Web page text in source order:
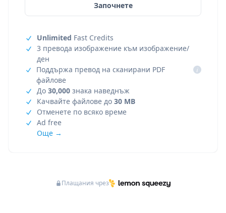
Започнете
Unlimited Fast Credits
3 превода изображение към изображение/
ден
Поддържа превод на сканирани PDF
файлове
i
До 30,000 знака наведнъж
Качвайте файлове до 30 MB
Отменете по всяко време
Ad free
Още →
Плащания чрез